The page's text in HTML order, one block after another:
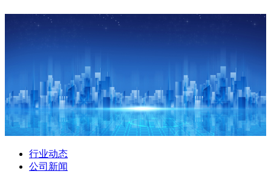
行业动态
公司新闻